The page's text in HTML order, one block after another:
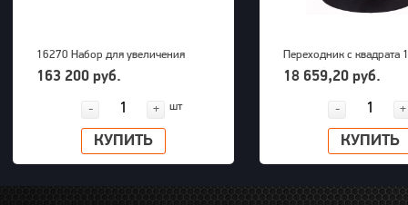
16270 Набор для увеличения
радиуса снятия покрышек для
163 200 руб.
- + шт
КУПИТЬ
Переходник с квадрата
внешний шестигранник
18 659,20 руб.
- +
КУПИТЬ